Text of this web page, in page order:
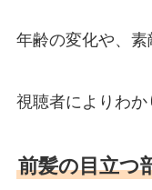
年齢の変化や、素
視聴者によりわか
前髪の目立つ